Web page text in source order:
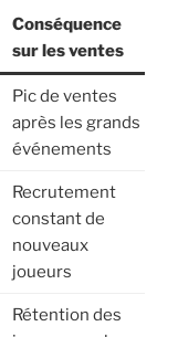
Conséquence
sur les ventes
Pic de ventes
après les grands
événements
Recrutement
constant de
nouveaux
joueurs
Rétention des